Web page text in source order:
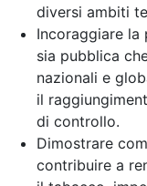
diversi ambiti
Incoraggiare la
sia pubblica
nazionali e
il
di controllo.
Dimostrare
contribuire a